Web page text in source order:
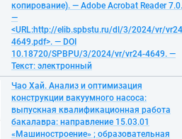
копирование). — Adobe Acrobat Reader 7.0.
—
<URL:http://elib.spbstu.ru/dl/3/2024/vr/
4649.pdf>. — DOI
10.18720/SPBPU/3/2024/vr/vr24-4649. —
Текст: электронный
Чао Хай. Анализ и оптимизация
конструкции вакуумного насоса:
выпускная квалификационная работа
бакалавра: направление 15.03.01
«Машиностроение» ; образовательная